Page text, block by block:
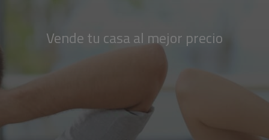
Vende tu casa al mejor precio